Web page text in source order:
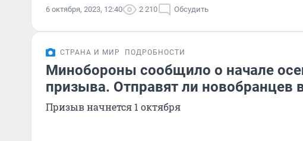
6 октября, 2023, 12:40 2 210 Обсудить
СТРАНА И МИР ПОДРОБНОСТИ
Минобороны сообщило о начале
призыва. Отправят ли новобранцев
Призыв начнется 1 октября